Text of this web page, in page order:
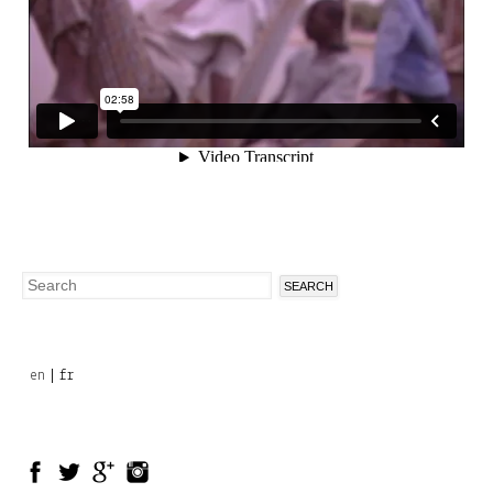
Search
en fr